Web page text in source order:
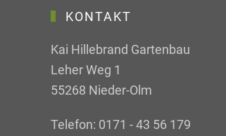
KONTAKT
Kai Hillebrand Gartenbau
Leher Weg 1
55268 Nieder-Olm
Telefon: 0171 - 43 56 179